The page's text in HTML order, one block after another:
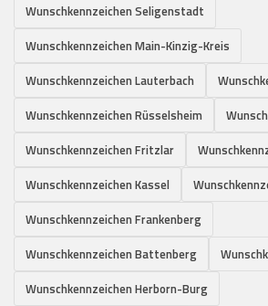
Wunschkennzeichen Seligenstadt
Wunschkennzeichen Main-Kinzig-Kreis
Wunschkennzeichen Lauterbach
Wunschkennzeichen Rüsselsheim
Wunschkennzeichen Fritzlar
Wunschkennzeichen Kassel
Wunschkennzeichen Frankenberg
Wunschkennzeichen Battenberg
Wunschkennzeichen Herborn-Burg